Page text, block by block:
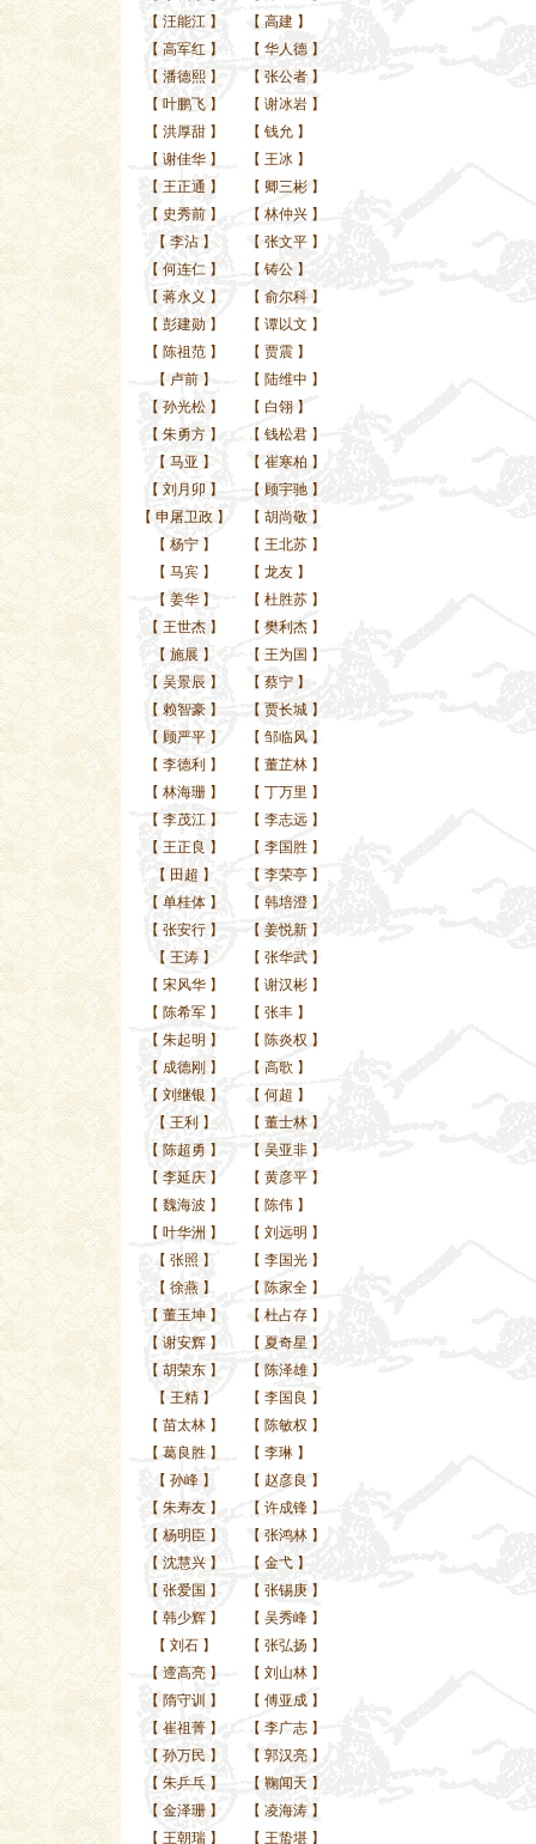
【 汪能江】 【 高建 】
【 高军红 】 【 华人德 】
【 潘德熙】 【 张公者 】
【 叶鹏飞】 【 谢冰岩 】
【 洪厚甜】 【 钱允 】
【 谢佳华】 【 王冰 】
【 王正通 】 【 卿三彬 】
【 史秀前】 【 林仲兴 】
【 李沾】 【 张文平 】
【 何连仁】 【 铸公 】
【 蒋永义 】 【 俞尔科 】
【 彭建勋】 【 谭以文 】
【 陈祖范】 【 贾震 】
【 卢前】 【 陆维中 】
【 孙光松】 【 白翎 】
【 朱勇方】 【 钱松君 】
【 马亚 】 【 崔寒柏 】
【 刘月卯 】 【 顾宇驰 】
【 申屠卫政】 【 胡尚敬 】
【 杨宁】 【 王北苏 】
【 马宾】 【 龙友 】
【 姜华】 【 杜胜苏 】
【 王世杰】 【 樊利杰 】
【 施展 】 【 王为国 】
【 吴景辰 】 【 蔡宁 】
【 赖智豪】 【 贾长城 】
【 顾严平】 【 邹临风 】
【 李德利 】 【 董芷林 】
【 林海珊】 【 丁万里 】
【 李茂江】 【 李志远 】
【 王正良 】 【 李国胜 】
【 田超 】 【 李荣亭 】
【 单桂体】 【 韩培澄 】
【 张安行】 【 姜悦新 】
【 王涛】 【 张华武 】
【 宋风华】 【 谢汉彬 】
【 陈希军】 【 张丰 】
【 朱起明 】 【 陈炎权 】
【 成德刚 】 【 高歌 】
【 刘继银 】 【 何超 】
【 王利 】 【 董士林 】
【 陈超勇 】 【 吴亚非 】
【 李延庆】 【 黄彦平 】
【 魏海波 】 【 陈伟 】
【 叶华洲 】 【 刘远明 】
【 张照 】 【 李国光 】
【 徐燕】 【 陈家全 】
【 董玉坤】 【 杜占存 】
【 谢安辉】 【 夏奇星 】
【 胡荣东】 【 陈泽雄 】
【 王精】 【 李国良 】
【 苗太林】 【 陈敏权 】
【 葛良胜】 【 李琳 】
【 孙峰】 【 赵彦良 】
【 朱寿友】 【 许成锋 】
【 杨明臣 】 【 张鸿林 】
【 沈慧兴】 【 金弋 】
【 张爱国 】 【 张锡庚 】
【 韩少辉】 【 吴秀峰 】
【 刘石】 【 张弘扬 】
【 遆高亮】 【 刘山林 】
【 隋守训 】 【 傅亚成 】
【 崔祖菁】 【 李广志 】
【 孙万民 】 【 郭汉亮 】
【 朱乒乓】 【 鞠闻天 】
【 金泽珊】 【 凌海涛 】
【 王朝瑞】 【 王蛰堪 】